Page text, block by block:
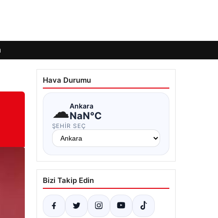
Hava Durumu
☁Ankara
NaN°C
ŞEHIR SEÇ
Bizi Takip Edin